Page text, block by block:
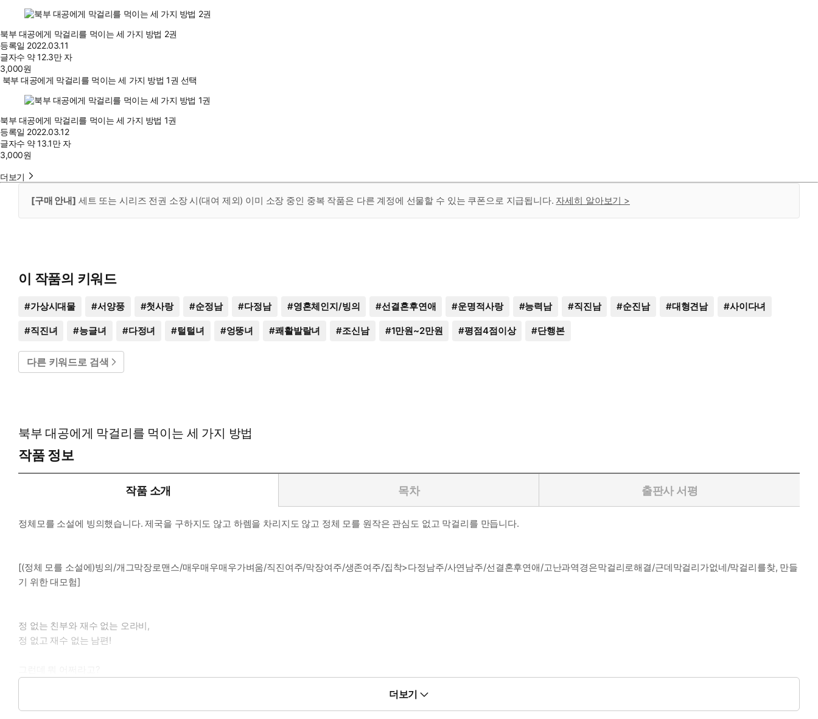
북부 대공에게 막걸리를 먹이는 세 가지 방법 2권
등록일 2022.03.11
글자수 약 12.3만 자
3,000원
북부 대공에게 막걸리를 먹이는 세 가지 방법 1권 선택
북부 대공에게 막걸리를 먹이는 세 가지 방법 1권
등록일 2022.03.12
글자수 약 13.1만 자
3,000원
더보기
[구매 안내] 세트 또는 시리즈 전권 소장 시(대여 제외) 이미 소장 중인 중복 작품은 다른 계정에 선물할 수 있는 쿠폰으로 지급됩니다. 자세히 알아보기 >
이 작품의 키워드
#가상시대물 #서양풍 #첫사랑 #순정남 #다정남 #영혼체인지/빙의 #선결혼후연애 #운명적사랑 #능력남 #직진남 #순진남 #대형견남 #사이다녀
#직진녀 #능글녀 #다정녀 #털털녀 #엉뚱녀 #쾌활발랄녀 #조신남 #1만원~2만원 #평점4점이상 #단행본
다른 키워드로 검색
북부 대공에게 막걸리를 먹이는 세 가지 방법
작품 정보
작품 소개 목차 출판사 서평
정체모를 소설에 빙의했습니다. 제국을 구하지도 않고 하렘을 차리지도 않고 정체 모를 원작은 관심도 없고 막걸리를 만듭니다.
[(정체 모를 소설에)빙의/개그막장로맨스/매우매우매우가벼움/직진여주/막장여주/생존여주/집착>다정남주/사연남주/선결혼후연애/고난과역경은막걸리로해결/근데막걸리가없네/막걸리를찾, 만들
기 위한 대모험]
정 없는 친부와 재수 없는 오라비,
정 없고 재수 없는 남편!
더보기